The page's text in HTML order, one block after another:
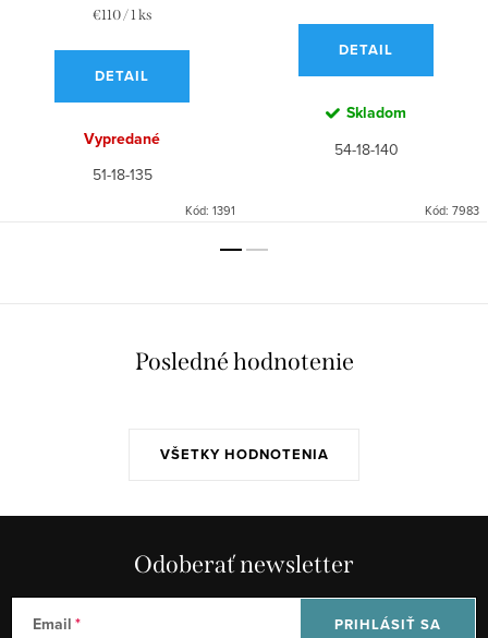
Jednotková
€110 / 1 ks
DETAIL
Vypredané
51-18-135
Kód: 1391
DETAIL
Skladom
54-18-140
Kód: 7983
Posledné hodnotenie
VŠETKY HODNOTENIA
Odoberať newsletter
Email PRIHLÁSIŤ SA